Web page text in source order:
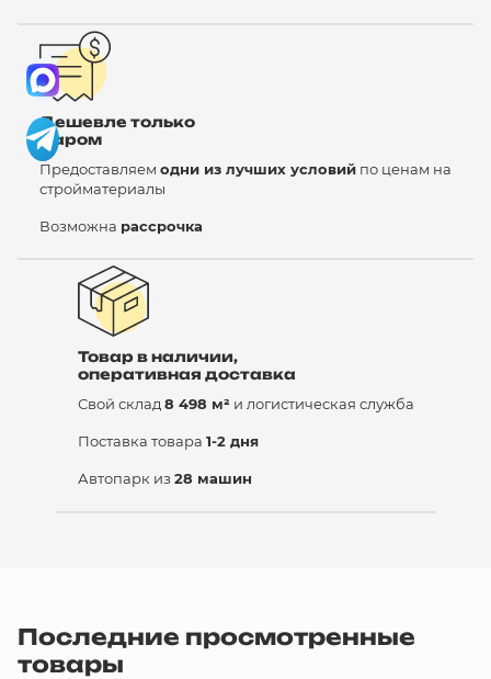
Дешевле только
даром
Предоставляем одни из лучших условий по ценам на
стройматериалы
Возможна рассрочка
Товар в наличии,
оперативная доставка
Свой склад 8 498 м² и логистическая служба
Поставка товара 1-2 дня
Автопарк из 28 машин
Последние просмотренные
товары